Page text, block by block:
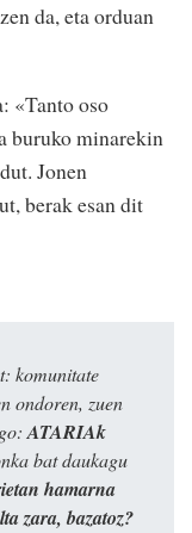
da, eta orduan
«Tanto oso
buruko minarekin
Jonen
berak esan dit
komunitate
ondoren, zuen
ATARIAk
bat daukagu
hamarna
zara, bazatoz?